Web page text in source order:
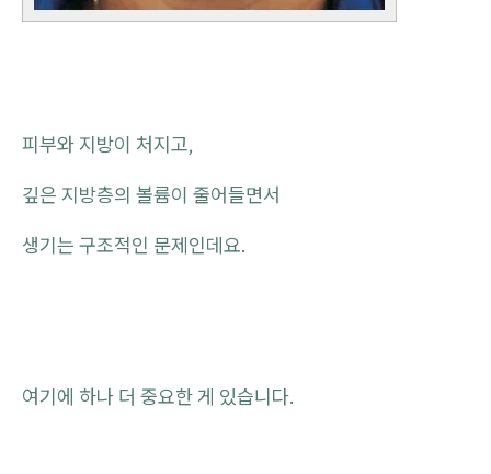
피부와 지방이 처지고,
깊은 지방층의 볼륨이 줄어들면서
생기는 구조적인 문제인데요.
여기에 하나 더 중요한 게 있습니다.